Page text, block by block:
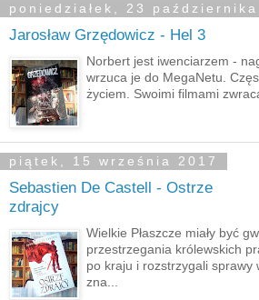
poniedziałek, 23 października
Jarosław Grzędowicz - Hel 3
Norbert jest iwenciarzem -
wrzuca je do MegaNetu.
życiem. Swoimi filmami
piątek, 15 września 2017
Sebastien De Castell - Ostrze
zdrajcy
Wielkie Płaszcze miały być
przestrzegania królewskich
po kraju i rozstrzygali sprawy
zna...